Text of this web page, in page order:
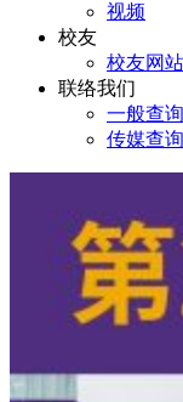
视频
校友
校友网站
联络我们
一般查询
传媒查询